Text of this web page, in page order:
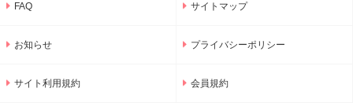
FAQ サイトマップ
お知らせ プライバシーポリシー
サイト利用規約 会員規約